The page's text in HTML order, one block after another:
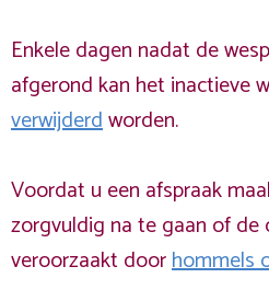
Enkele dagen nadat de
afgerond kan het inactieve
verwijderdworden.
Voordat u een afspraak
zorgvuldig na te gaan of
veroorzaakt doorhommels